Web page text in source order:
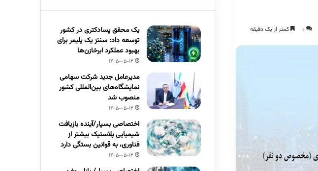
0 کمتر از یک دقیقه
یک محقق پسادکتری در کشور
توسعه داد: سنتز یک پلیمر برای
بهبود عملکرد ابرخازن‌ها
1405-05-12
مدیرعامل جدید شرکت سهامی
نمایشگاه‌های بین‌المللی کشور
منصوب شد
1405-05-12
اختصاصی بسپار/آینده بازیافت
شیمیایی پلاستیک بیشتر از
فناوری، به قوانین بستگی دارد
1405-05-12